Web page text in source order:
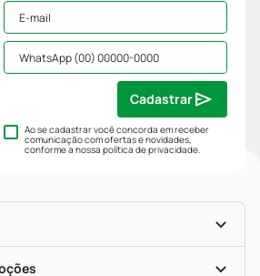
Ao se cadastrar você concorda em receber
comunicação com ofertas e novidades,
conforme a nossapolítica de privacidade.
Cadastrar